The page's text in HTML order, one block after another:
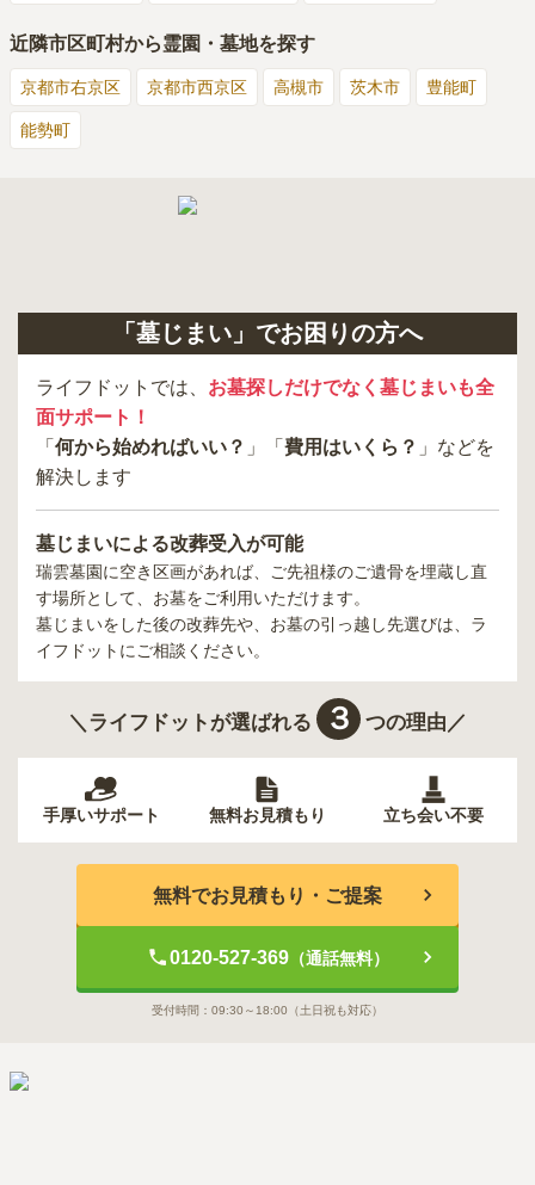
近隣市区町村から霊園・墓地を探す
京都市右京区 京都市西京区 高槻市 茨木市 豊能町
能勢町
「墓じまい」でお困りの方へ
ライフドットでは、 お墓探しだけでなく墓じまいも全
面サポート！
「 何から始めればいい？ 」「 費用はいくら？ 」などを
解決します
墓じまいによる改葬受入が可能
瑞雲墓園に空き区画があれば、ご先祖様のご遺骨を埋蔵し直
す場所として、お墓をご利用いただけます。
墓じまいをした後の改葬先や、お墓の引っ越し先選びは、ラ
イフドットにご相談ください。
＼ライフドットが選ばれる ３ つの理由／
手厚いサポート 無料お見積もり 立ち会い不要
無料でお見積もり・ご提案
0120-527-369（通話無料）
受付時間： 09:30～18:00 （土日祝も対応）